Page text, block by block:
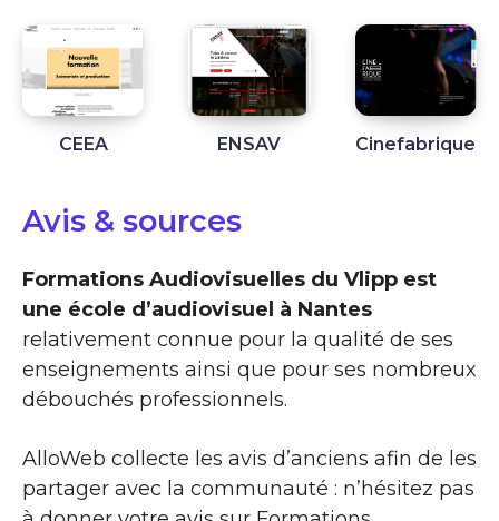
CEEA ENSAV Cinefabrique
Avis & sources
Formations Audiovisuelles du Vlipp est
une école d’audiovisuel à Nantes
relativement connue pour la qualité de ses
enseignements ainsi que pour ses nombreux
débouchés professionnels.
AlloWeb collecte les avis d’anciens afin de les
partager avec la communauté : n’hésitez pas